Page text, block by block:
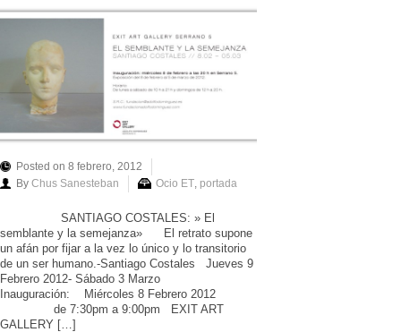
Posted on 8 febrero, 2012
By Chus Sanesteban Ocio ET portada
SANTIAGO COSTALES: » El
semblante y la semejanza» El retrato supone
un afán por fijar a la vez lo único y lo transitorio
de un ser humano.-Santiago Costales Jueves 9
Febrero 2012- Sábado 3 Marzo
Inauguración: Miércoles 8 Febrero 2012
de 7:30pm a 9:00pm EXIT ART
GALLERY […]